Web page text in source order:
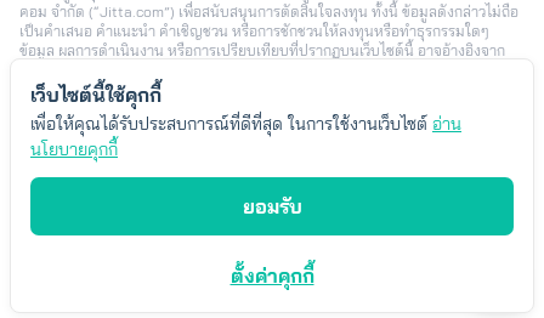
คอม จำกัด (“Jitta.com”) เพื่อสนับสนุนการตัดสินใจลงทุน ทั้งนี้ ข้อมูลดังกล่าวไม่ถือ
เป็นคำเสนอ คำแนะนำ คำเชิญชวน หรือการชักชวนให้ลงทุนหรือทำธุรกรรมใดๆ
ข้อมูล ผลการดำเนินงาน หรือการเปรียบเทียบที่ปรากฏบนเว็บไซต์นี้ อาจอ้างอิงจาก
สามารถใช้เป็นหลักประกันผลตอบแทนในอนาคต การลงทุนมีความเสี่ยง ผู้ลงทุนอาจ
สูญเสียเงินลงทุนบางส่วนหรือทั้งหมดได้ รวมถึงความเสี่ยงจากอัตราแลกเปลี่ยนใน
กรณีลงทุนในต่างประเทศ ผลตอบแทนของผู้ลงทุนแต่ละรายอาจแตกต่างกัน ขึ้นอยู่กับ
ปัจจัย เช่น ระยะเวลาและช่วงเวลาในการลงทุน นโยบายการลงทุน จำนวนเงินลงทุน
พฤติกรรมการเพิ่มหรือลดเงินลงทุน และสภาวะตลาดในแต่ละช่วง โดยตัวอย่างข้อมูล
หรือประสบการณ์การลงทุนที่นำเสนอ เป็นเพียงบางกรณีซึ่งได้รับความยินยอมในการ
เผยแพร่ เพื่อประกอบการพิจารณาเท่านั้น ไม่ได้สะท้อนผลลัพธ์ของผู้ลงทุนทั้งหมด
Jitta Wealth ไม่มีเจตนาแนะนำความเหมาะสมของกลยุทธ์การลงทุนใดเป็นการ
ได้ และค่าธรรมเนียมที่เกี่ยวข้องก่อนตัดสินใจลงทุน ทั้งนี้ “Jitta Wealth” เป็น
เครื่องหมายการค้าของบริษัทหลักทรัพย์จัดการกองทุนจิตตะ เวลธ์ จำกัด
เว็บไซต์นี้ใช้คุกกี้
เพื่อให้คุณได้รับประสบการณ์ที่ดีที่สุด ในการใช้งานเว็บไซต์ อ่าน
นโยบายคุกกี้
ยอมรับ
ตั้งค่าคุกกี้